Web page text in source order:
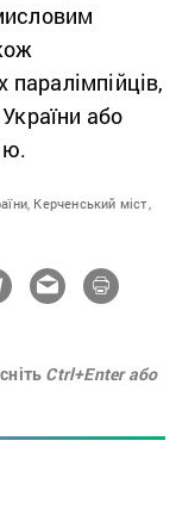
або
Керченський міст,
Ctrl+Enter або